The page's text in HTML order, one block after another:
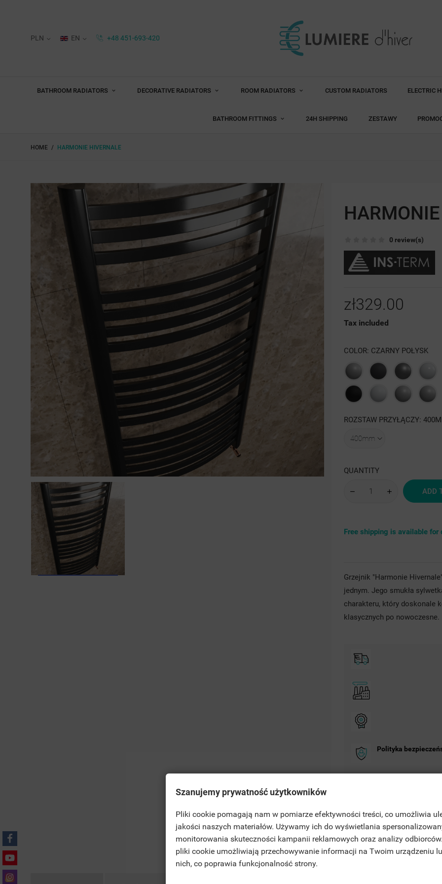
PLN EN +48 451-693-420
BATHROOM RADIATORS DECORATIVE RADIATORS ROOM RADIATORS CUSTOM RADIATORS ELECTRIC
BATHROOM FITTINGS 24H SHIPPING ZESTAWY
HOME HARMONIE HIVERNALE
0 review(s)
zł329.00
Tax included
COLOR: CZARNY POŁYSK
Szary
struktura
Grafit Antracyt
struktura
Biały
Czarna
struktura
Biały
mat
struktura
Szary 4
luty
ROZSTAW PRZYŁĄCZY:
QUANTITY
ADD
Free shipping is available for
Grzejnik "Harmonie
jednym. Jego smukła
charakteru, który doskonale
klasycznych po nowoczesne.
Polityka
Zasady zwrotu
MOJE LISTY ŻYCZEŃ
((TITLE))
((LABEL))
SIGN IN
YOU NEED TO BE LOGGED IN TO SAVE PRODUCTS IN YOUR WISHLIST.
Szanujemy prywatność użytkowników
Pliki cookie pomagają nam w pomiarze efektywności treści, co umożliwia
jakości naszych materiałów. Używamy ich do wyświetlania
monitorowania skuteczności kampanii reklamowych oraz analizy
pliki cookie umożliwiają przechowywanie informacji na Twoim urządzeniu
nich, co poprawia funkcjonalność strony.